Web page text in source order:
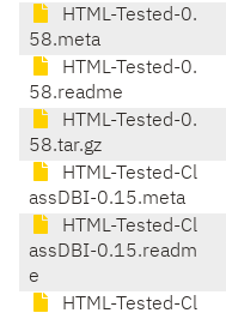
HTML-Tested-0.
58.meta
HTML-Tested-0.
58.readme
HTML-Tested-0.
58.tar.gz
HTML-Tested-Cl
assDBI-0.15.meta
HTML-Tested-Cl
assDBI-0.15.readm
e
HTML-Tested-Cl